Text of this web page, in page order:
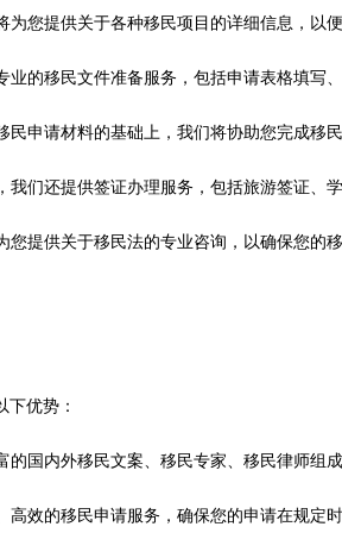
为您提供关于各种移民项目的详细信息，以
业的移民文件准备服务，包括申请表格填写
申请材料的基础上，我们将协助您完成移
们还提供签证办理服务，包括旅游签证、
提供关于移民法的专业咨询，以确保您的
优势：
的国内外移民文案、移民专家、移民律师组
效的移民申请服务，确保您的申请在规定时